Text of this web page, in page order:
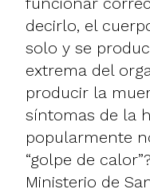
decirlo, el
solo y se
extrema del
producir la
síntomas de la
popularmente
“golpe de
Ministerio de